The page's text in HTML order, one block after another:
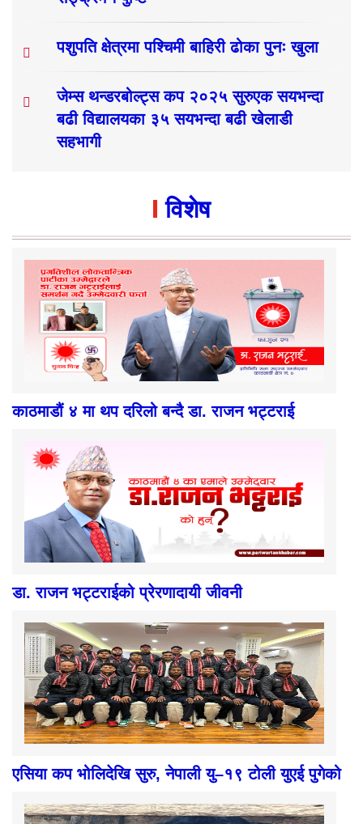
पशुपति क्षेत्रमा पश्चिमी बाहिरी ढोका पुनः खुला
जेम्स थन्डरबोल्ट्स कप २०२५ सुरुएक सयभन्दा
बढी विद्यालयका ३५ सयभन्दा बढी खेलाडी
सहभागी
विशेष
काठमाडौं ४ मा थप दरिलो बन्दै डा. राजन भट्टराई
डा. राजन भट्टराईको प्रेरणादायी जीवनी
एसिया कप भोलिदेखि सुरु, नेपाली यु–१९ टोली युएई पुगेको